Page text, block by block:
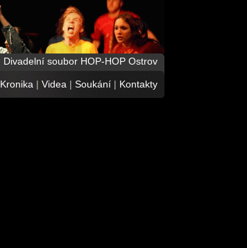
Divadelní soubor HOP-HOP Ostrov
Kronika | Videa | Soukání| Kontakty